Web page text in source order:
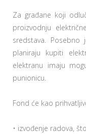
Za građane koji
proizvodnju
sredstava.
planiraju kupiti
elektranu imaju
punionicu.
Fond će kao
• izvođenje radova,